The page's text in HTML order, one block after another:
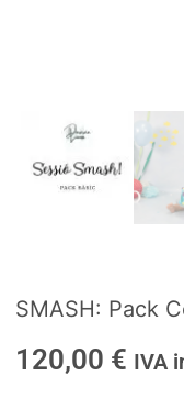
SMASH: Pack
120,00 € IVA